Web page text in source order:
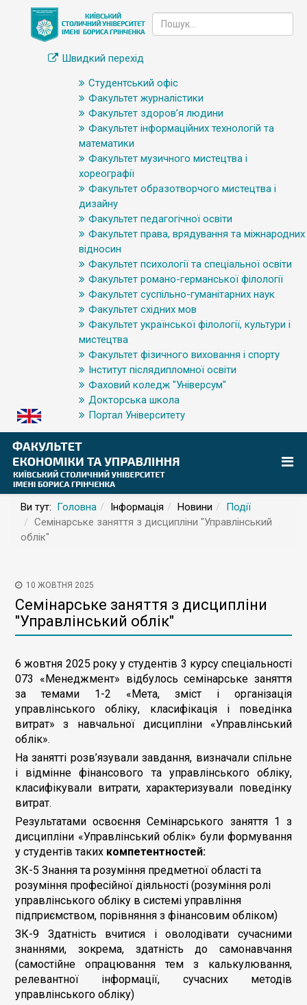
Швидкий перехід
Студентський офіс
Факультет журналістики
Факультет здоров’я людини
Факультет інформаційних технологій та
математики
Факультет музичного мистецтва і
хореографії
Факультет образотворчого мистецтва і
дизайну
Факультет педагогічної освіти
Факультет права, врядування та міжнародних
відносин
Факультет психології та спеціальної освіти
Факультет романо-германської філології
Факультет суспільно-гуманітарних наук
Факультет східних мов
Факультет української філології, культури і
мистецтва
Факультет фізичного виховання і спорту
Інститут післядипломної освіти
Фаховий коледж "Універсум"
Докторська школа
Портал Університету
Ви тут: Головна Інформація Новини
Події
Семінарське заняття з дисципліни "Управлінський
облік"
10 ЖОВТНЯ 2025
Семінарське заняття з дисципліни
"Управлінський облік"
6 жовтня 2025 року у студентів 3 курсу спеціальності
073 «Менеджмент» відбулось семінарське заняття
за темами 1-2 «Мета, зміст і організація
управлінського обліку, класифікація і поведінка
витрат» з навчальної дисципліни «Управлінський
облік».
На занятті розв’язували завдання, визначали спільне
і відмінне фінансового та управлінського обліку,
класифікували витрати, характеризували поведінку
витрат.
Результатами освоєння Семінарського заняття 1 з
дисципліни «Управлінський облік» були формування
у студентів таких компетентностей:
ЗК-5 Знання та розуміння предметної області та
розуміння професійної діяльності (розуміння ролі
управлінського обліку в системі управління
підприємством, порівняння з фінансовим обліком)
ЗК-9 Здатність вчитися і оволодівати сучасними
знаннями, зокрема, здатність до самонавчання
(самостійне опрацювання тем з калькулювання,
релевантної інформації, сучасних методів
управлінського обліку)